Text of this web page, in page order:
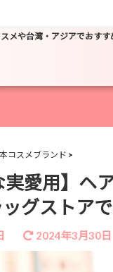
メや台湾・アジアでおす
コスメブランド
実愛用】ヘ
グストア
2024年3月30日